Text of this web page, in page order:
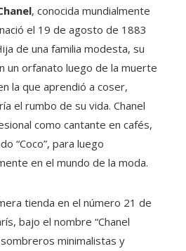
, conocida mundialmente
el 19 de agosto de 1883
de una familia modesta, su
un orfanato luego de la muerte
la que aprendió a coser,
el rumbo de su vida. Chanel
como cantante en cafés,
“Coco”, para luego
en el mundo de la moda.
tienda en el número 21 de
bajo el nombre “Chanel
minimalistas y